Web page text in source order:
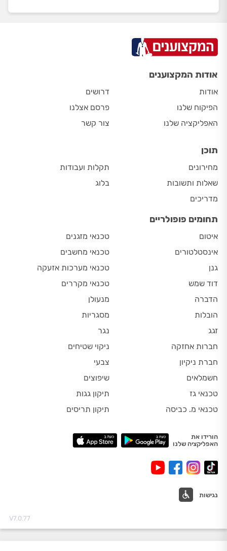
אודות המקצוענים
אודות
הפיקוח שלנו
האפליקציה שלנו
דרושים
פרסם אצלנו
צור קשר
תוכן
מחירונים
שאלות ותשובות
מדריכים
תקלות ועבודות
בלוג
תחומים פופולריים
איטום
אינסטלטורים
גנן
דוד שמש
הדברה
הובלות
זגג
חברות אחזקה
חברת ניקיון
חשמלאים
טכנאי גז
טכנאי מ. כביסה
טכנאי מזגנים
טכנאי מחשבים
טכנאי מערכות אזעקה
טכנאי מקררים
מנעולן
מסגריות
נגר
ניקוי שטיחים
צבעי
שיפוצים
תיקון גגות
תיקון תריסים
הורידו את
האפליקציה שלנו
נגישות
V7.0.77